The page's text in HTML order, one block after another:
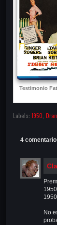
Testimonio
Labels: 1950
4
No